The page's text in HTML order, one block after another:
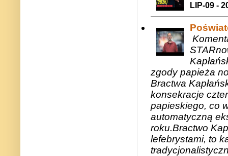
LIP-09 -
zgody papieża
Bractwa
konsekracje
papieskiego, co
automatyczną
roku.Bractwo
lefebrystami, to